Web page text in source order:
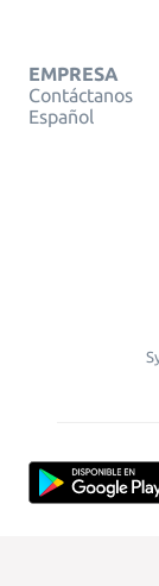
EMPRESA
Contáctanos
Español